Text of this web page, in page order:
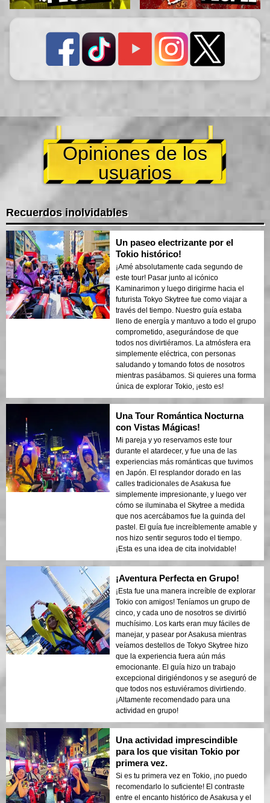
Opiniones de los
usuarios
Recuerdos inolvidables
Un paseo electrizante por el
Tokio histórico!
¡Amé absolutamente cada segundo de
este tour! Pasar junto al icónico
Kaminarimon y luego dirigirme hacia el
futurista Tokyo Skytree fue como viajar a
través del tiempo. Nuestro guía estaba
lleno de energía y mantuvo a todo el grupo
comprometido, asegurándose de que
todos nos divirtiéramos. La atmósfera era
simplemente eléctrica, con personas
saludando y tomando fotos de nosotros
mientras pasábamos. Si quieres una forma
única de explorar Tokio, ¡esto es!
Una Tour Romántica Nocturna
con Vistas Mágicas!
Mi pareja y yo reservamos este tour
durante el atardecer, y fue una de las
experiencias más románticas que tuvimos
en Japón. El resplandor dorado en las
calles tradicionales de Asakusa fue
simplemente impresionante, y luego ver
cómo se iluminaba el Skytree a medida
que nos acercábamos fue la guinda del
pastel. El guía fue increíblemente amable y
nos hizo sentir seguros todo el tiempo.
¡Esta es una idea de cita inolvidable!
¡Aventura Perfecta en Grupo!
¡Esta fue una manera increíble de explorar
Tokio con amigos! Teníamos un grupo de
cinco, y cada uno de nosotros se divirtió
muchísimo. Los karts eran muy fáciles de
manejar, y pasear por Asakusa mientras
veíamos destellos de Tokyo Skytree hizo
que la experiencia fuera aún más
emocionante. El guía hizo un trabajo
excepcional dirigiéndonos y se aseguró de
que todos nos estuviéramos divirtiendo.
¡Altamente recomendado para una
actividad en grupo!
Una actividad imprescindible
para los que visitan Tokio por
primera vez.
Si es tu primera vez en Tokio, ¡no puedo
recomendarlo lo suficiente! El contraste
entre el encanto histórico de Asakusa y el